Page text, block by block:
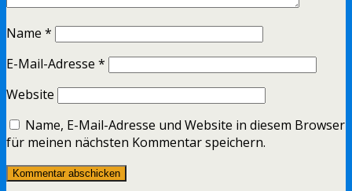
Name *
E-Mail-Adresse *
Website
Name, E-Mail-Adresse und Website in diesem Browser
für meinen nächsten Kommentar speichern.